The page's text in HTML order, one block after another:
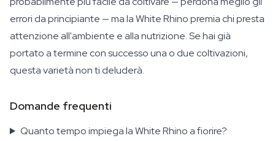
errori da principiante — ma la White Rhino premia chi presta
attenzione all'ambiente e alla nutrizione. Se hai già
portato a termine con successo una o due coltivazioni,
questa varietà non ti deluderà.
Domande frequenti
Quanto tempo impiega la White Rhino a fiorire?